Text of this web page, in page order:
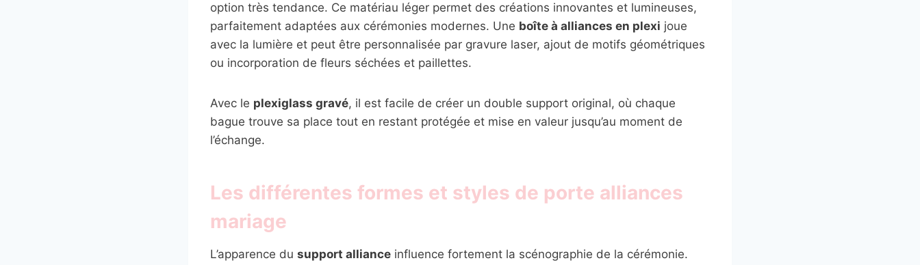
option très tendance. Ce matériau léger permet des créations innovantes et lumineuses,
parfaitement adaptées aux cérémonies modernes. Une boîte à alliances en plexi joue
avec la lumière et peut être personnalisée par gravure laser, ajout de motifs géométriques
ou incorporation de fleurs séchées et paillettes.
Avec le plexiglass gravé, il est facile de créer un double support original, où chaque
bague trouve sa place tout en restant protégée et mise en valeur jusqu’au moment de
l’échange.
Les différentes formes et styles de porte alliances
mariage
L’apparence du support alliance influence fortement la scénographie de la cérémonie.